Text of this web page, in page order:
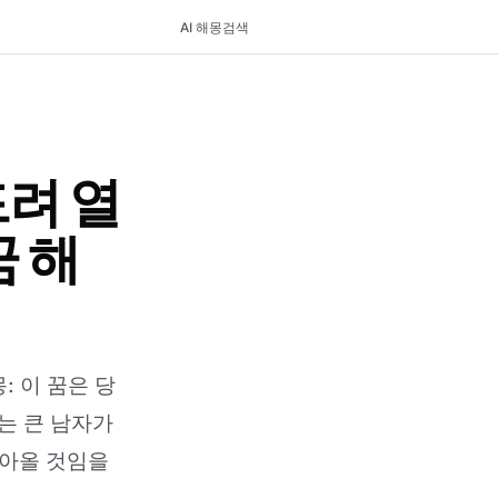
AI 해몽검색
열
해
: 이 꿈은 당
큰 남자가
올 것임을